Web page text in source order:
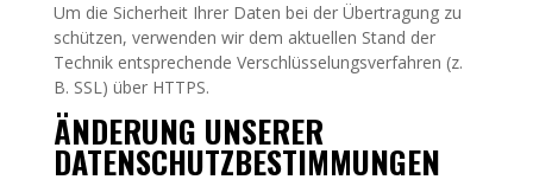
Um die Sicherheit Ihrer Daten bei der Übertragung zu
schützen, verwenden wir dem aktuellen Stand der
Technik entsprechende Verschlüsselungsverfahren (z.
B. SSL) über HTTPS.
ÄNDERUNG UNSERER
DATENSCHUTZBESTIMMUNGEN